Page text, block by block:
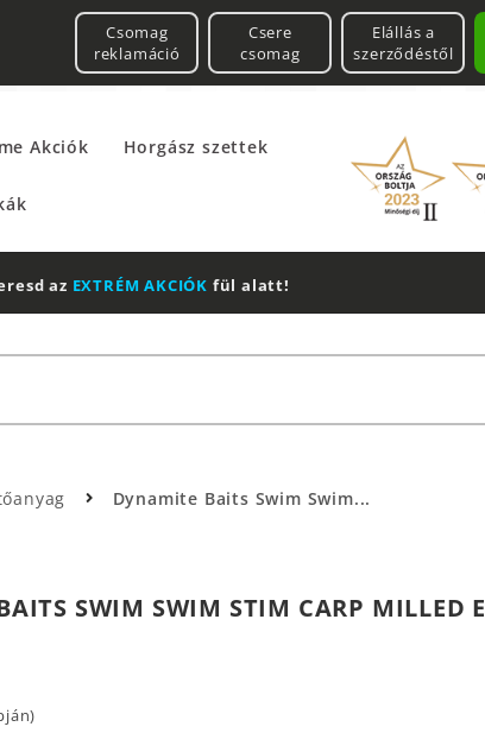
Csomag
reklamáció
Csere
csomag
Elállás a
szerződéstől
Akciók Horgász szettek
az EXTRÉM AKCIÓK fül alatt!
Dynamite Baits Swim Swim...
SWIM SWIM STIM CARP MILLED